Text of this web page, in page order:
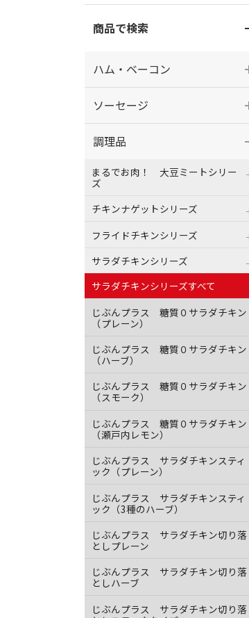
商品で検索
ハム・ベーコン
ソーセージ
調理品
まるでお肉！ 大豆ミートシリー
ズ
チキンナゲットシリーズ
フライドチキンシリーズ
サラダチキンシリーズ
サラダチキンシリーズすべて
じぶんプラス 糖質０サラダチキン
（プレーン）
じぶんプラス 糖質０サラダチキン
（ハーブ）
じぶんプラス 糖質０サラダチキン
（スモーク）
じぶんプラス 糖質０サラダチキン
（瀬戸内レモン）
じぶんプラス サラダチキンスティ
ック（プレーン）
じぶんプラス サラダチキンスティ
ック（3種のハーブ）
じぶんプラス サラダチキン切り落
としプレーン
じぶんプラス サラダチキン切り落
としハーブ
じぶんプラス サラダチキン切り落